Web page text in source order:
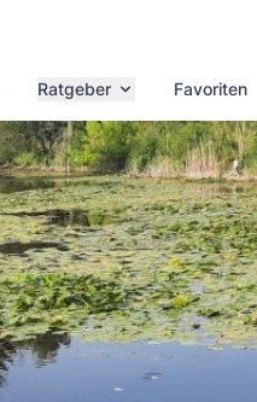
Ratgeber Favoriten